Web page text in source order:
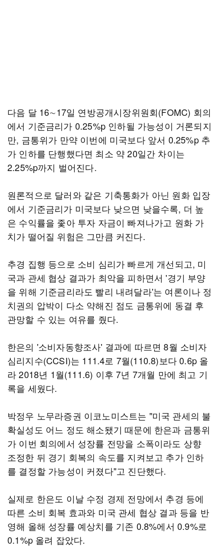
다음 달 16∼17일 연방공개시장위원회(FOMC) 회의
에서 기준금리가 0.25%p 인하될 가능성이 거론되지
만, 금통위가 만약 이번에 미국보다 앞서 0.25%p 추
가 인하를 단행했다면 최소 약 20일간 차이는
2.25%p까지 벌어진다.
원론적으로 달러와 같은 기축통화가 아닌 원화 입장
에서 기준금리가 미국보다 낮으면 낮을수록, 더 높
은 수익률을 좇아 투자 자금이 빠져나가고 원화 가
치가 떨어질 위험은 그만큼 커진다.
추경 집행 등으로 소비 심리가 빠르게 개선되고, 미
국과 관세 협상 결과가 최악을 피하면서 '경기 부양
을 위해 기준금리라도 빨리 내려달라'는 여론이나 정
치권의 압박이 다소 약해진 점도 금통위에 동결 후
관망할 수 있는 여유를 줬다.
한은의 '소비자동향조사' 결과에 따르면 8월 소비자
심리지수(CCSI)는 111.4로 7월(110.8)보다 0.6p 올
라 2018년 1월(111.6) 이후 7년 7개월 만에 최고 기
록을 세웠다.
박정우 노무라증권 이코노미스트는 "미국 관세의 불
확실성도 어느 정도 해소됐기 때문에 한은과 금통위
가 이번 회의에서 성장률 전망을 소폭이라도 상향
조정한 뒤 경기 회복의 속도를 지켜보고 추가 인하
를 결정할 가능성이 커졌다"고 진단했다.
실제로 한은도 이날 수정 경제 전망에서 추경 등에
따른 소비 회복 효과와 미국 관세 협상 결과 등을 반
영해 올해 성장률 예상치를 기존 0.8%에서 0.9%로
0.1%p 올려 잡았다.